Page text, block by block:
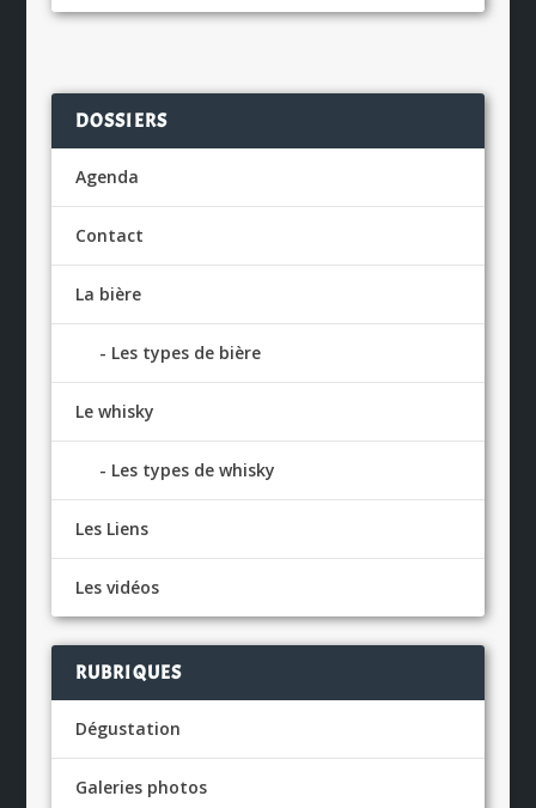
DOSSIERS
Agenda
Contact
La bière
Les types de bière
Le whisky
Les types de whisky
Les Liens
Les vidéos
RUBRIQUES
Dégustation
Galeries photos